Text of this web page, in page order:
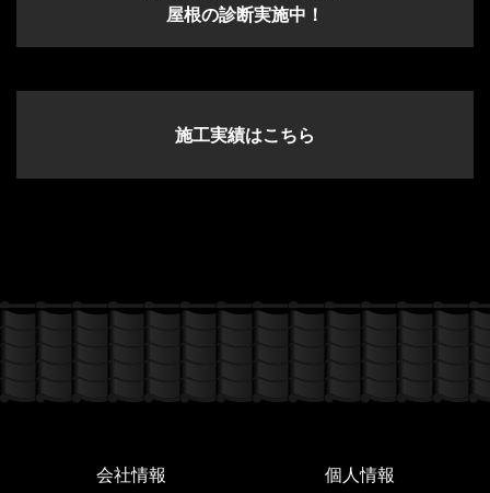
屋根の診断実施中！
施工実績はこちら
会社情報
個人情報